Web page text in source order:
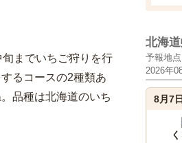
までいちご狩りを行
るコースの2種類あ
品種は北海道のいち
北海
予報地
2026年
8月7